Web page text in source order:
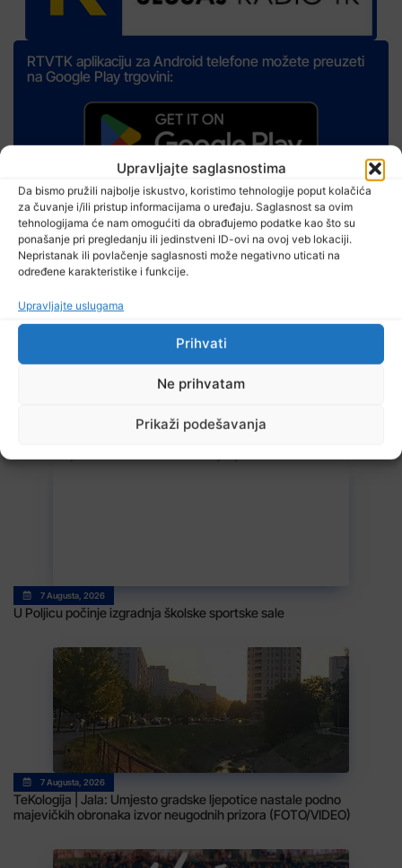
Upravljajte saglasnostima
Da bismo pružili najbolje iskustvo, koristimo tehnologije poput kolačića
za čuvanje i/ili pristup informacijama o uređaju. Saglasnost sa ovim
tehnologijama će nam omogućiti da obrađujemo podatke kao što su
ponašanje pri pregledanju ili jedinstveni ID-ovi na ovoj veb lokaciji.
Nepristanak ili povlačenje saglasnosti može negativno uticati na
određene karakteristike i funkcije.
Upravljajte uslugama
Prihvati
Ne prihvatam
Prikaži podešavanja
RTVTK aplikaciju za Android telefone možete preuzeti
na Google Play trgovini:
Izdvojeno
7 Augusta, 2026
U Poljicu počinje izgradnja školske sportske sale
7 Augusta, 2026
TeKologija | Jala: Umjesto gradske ljepotice nastale podno
majevičkih obronaka izvor neugodnih prizora (FOTO/VIDEO)